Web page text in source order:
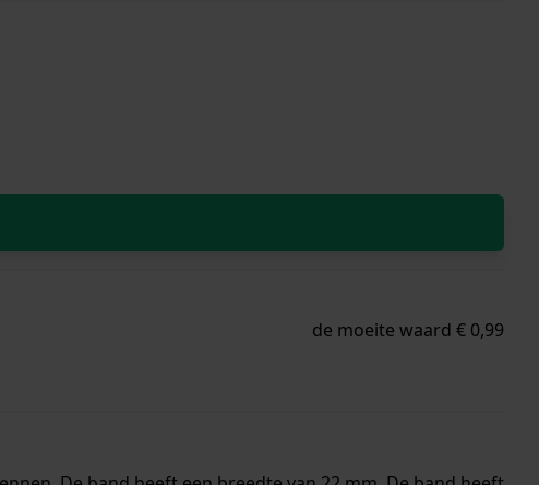
de moeite waard € 0,99